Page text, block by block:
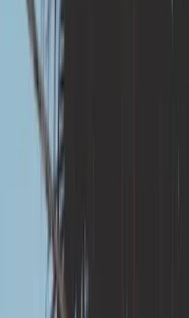
partie de la
ménages est
: La phase étude
du diagnostic
travaux (qui
travaux de
relève de la